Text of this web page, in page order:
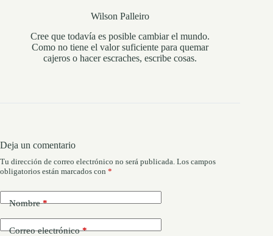
Wilson Palleiro
Cree que todavía es posible cambiar el mundo.
Como no tiene el valor suficiente para quemar
cajeros o hacer escraches, escribe cosas.
Deja un comentario
Tu dirección de correo electrónico no será publicada. Los campos
obligatorios están marcados con *
Nombre*
Correo electrónico*